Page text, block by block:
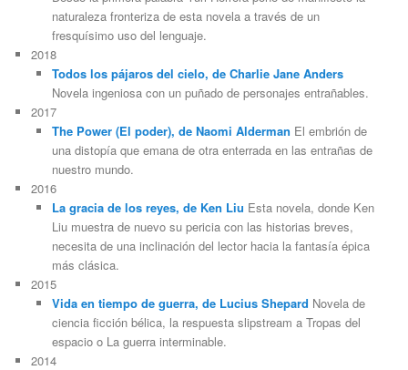
naturaleza fronteriza de esta novela a través de un
fresquísimo uso del lenguaje.
2018
Todos los pájaros del cielo, de Charlie Jane Anders
Novela ingeniosa con un puñado de personajes entrañables.
2017
The Power (El poder), de Naomi Alderman El embrión de
una distopía que emana de otra enterrada en las entrañas de
nuestro mundo.
2016
La gracia de los reyes, de Ken Liu Esta novela, donde Ken
Liu muestra de nuevo su pericia con las historias breves,
necesita de una inclinación del lector hacia la fantasía épica
más clásica.
2015
Vida en tiempo de guerra, de Lucius Shepard Novela de
ciencia ficción bélica, la respuesta slipstream a Tropas del
espacio o La guerra interminable.
2014